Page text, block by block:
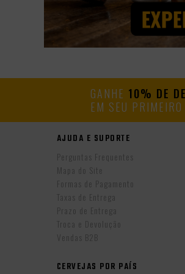
GANHE 10% DE
EM SEU
AJUDA E SUPORTE
Perguntas Frequentes
Mapa do Site
Formas de Pagamento
Taxas de Entrega
Prazo de Entrega
Troca e Devolução
Vendas B2B
CERVEJAS POR PAÍS